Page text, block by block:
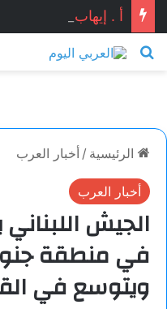
بحث عن
الرئيسية / أخبار العرب
أخبار العرب
الجيش
في منطقة
ويتوسع في